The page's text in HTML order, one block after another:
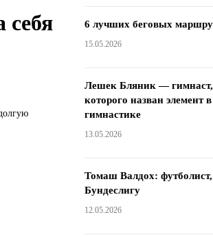
6 лучших беговых
15.05.2026
Лешек Бляник — гимнаст,
которого назван элемент
гимнастике
13.05.2026
Томаш Валдох:
Бундеслигу
12.05.2026